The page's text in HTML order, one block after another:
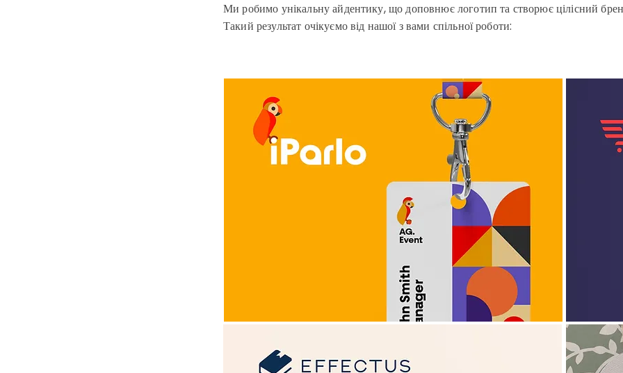
Ми робимо унікальну айдентику, що доповнює логотип та створює цілісний
Такий результат очікуємо від нашої з вами спільної роботи:
view project